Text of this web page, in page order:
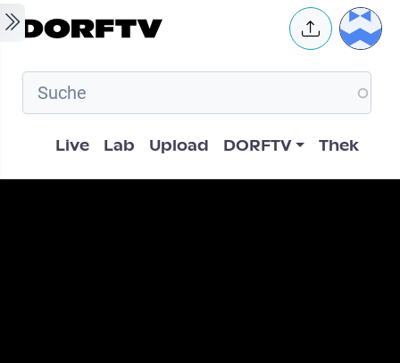
Skip to main content User
Hauptnavigation
Live Lab Upload DORFTV Thek